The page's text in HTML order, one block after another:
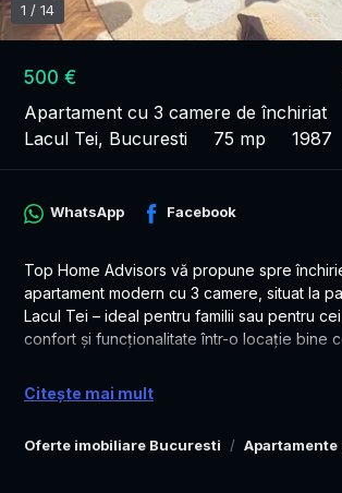
500 €
Apartament cu 3 camere de închiriat
Lacul Tei, Bucuresti
75 mp 1987
1 / 14
Oferte imobiliare Bucuresti
WhatsApp Facebook
Top Home Advisors vă propune spre
apartament modern cu 3 camere, situat la
Lacul Tei – ideal pentru familii sau pentru
confort și funcționalitate într-o locație bine
Suprafață generoasă, compartimentare
Citește mai mult